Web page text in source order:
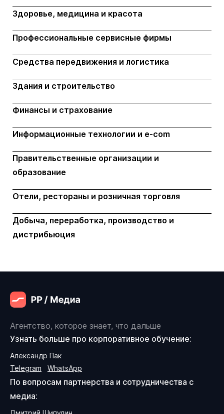
Здоровье, медицина и красота
Профессиональные сервисные фирмы
Средства передвижения и логистика
Здания и строительство
Финансы и страхование
Информационные технологии и e-com
Правительственные организации и
образование
Отели, рестораны и розничная торговля
Добыча, переработка, производство и
дистрибьюция
Агентство, которое знает, что дальше
Узнать больше про корпоративное обучение:
Александр Пак
Telegram
WhatsApp
По вопросам партнерства и сотрудничества с
медиа: